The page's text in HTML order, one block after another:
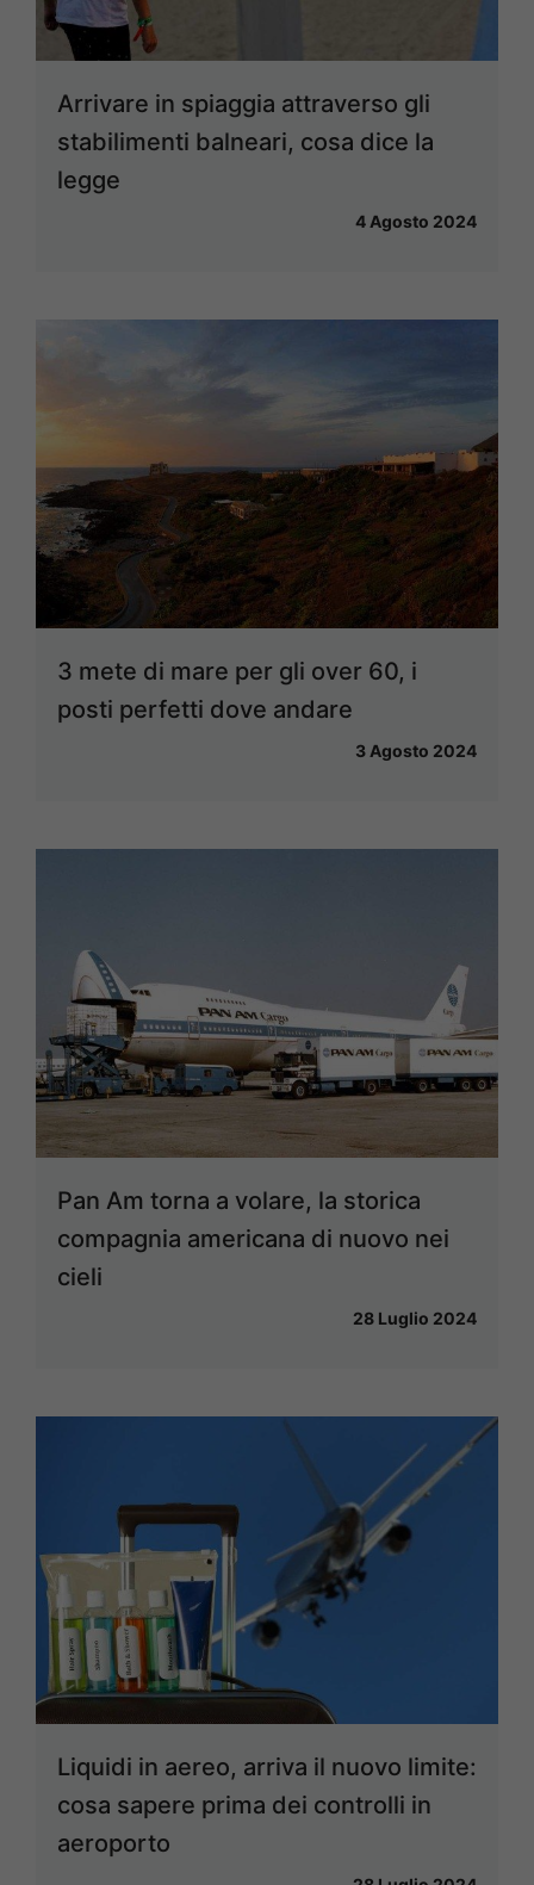
Arrivare in spiaggia attraverso gli
stabilimenti balneari, cosa dice la
legge
4 Agosto 2024
3 mete di mare per gli over 60, i
posti perfetti dove andare
3 Agosto 2024
Pan Am torna a volare, la storica
compagnia americana di nuovo nei
cieli
28 Luglio 2024
Liquidi in aereo, arriva il nuovo limite:
cosa sapere prima dei controlli in
aeroporto